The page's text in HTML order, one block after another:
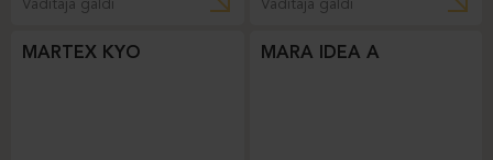
Vadītāja galdi Vadītāja galdi
MARTEX KYO MARA IDEA A